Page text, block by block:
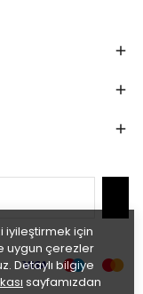
iyileştirmek için
uygun çerezler
Detaylı bilgiye
sayfamızdan